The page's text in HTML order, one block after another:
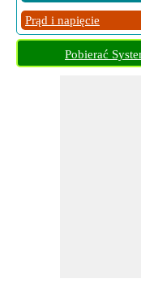
Prąd i napięcie
Pobierać